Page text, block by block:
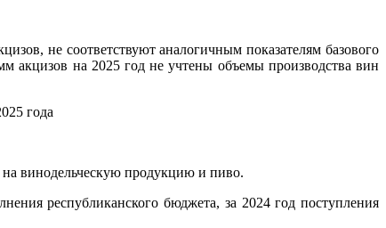
не соответствуют аналогичным показателям базового
акцизов на 2025 год не учтены объемы производства вин
года
на винодельческую продукцию и пиво.
республиканского бюджета, за 2024 год поступления